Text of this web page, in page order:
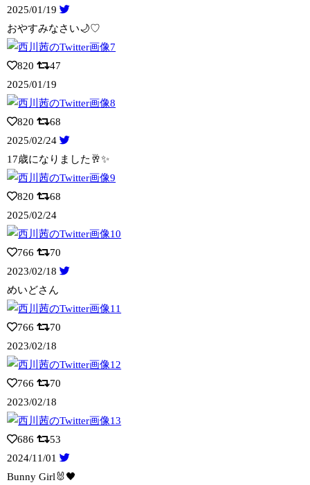
2025/01/19
おやすみなさい🌙♡
820
47
2025/01/19
820
68
2025/02/24
17歳になりました🥂✨️
820
68
2025/02/24
766
70
2023/02/18
めいどさん
766
70
2023/02/18
766
70
2023/02/18
686
53
2024/11/01
Bunny Girl🐰🖤